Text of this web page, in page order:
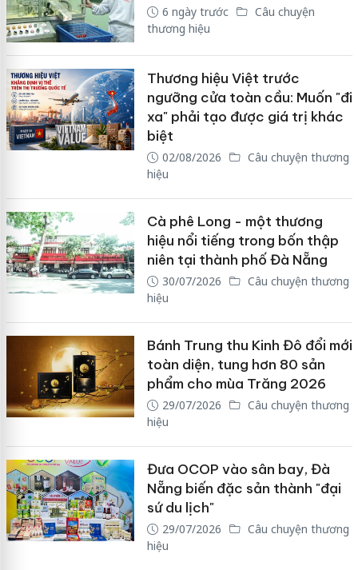
6 ngày trước
Câu chuyện
thương hiệu
Thương hiệu Việt trước
ngưỡng cửa toàn cầu: Muốn "đi
xa" phải tạo được giá trị khác
biệt
02/08/2026
Câu chuyện thương
hiệu
Cà phê Long - một thương
hiệu nổi tiếng trong bốn thập
niên tại thành phố Đà Nẵng
30/07/2026
Câu chuyện thương
hiệu
Bánh Trung thu Kinh Đô đổi mới
toàn diện, tung hơn 80 sản
phẩm cho mùa Trăng 2026
29/07/2026
Câu chuyện thương
hiệu
Đưa OCOP vào sân bay, Đà
Nẵng biến đặc sản thành "đại
sứ du lịch"
29/07/2026
Câu chuyện thương
hiệu